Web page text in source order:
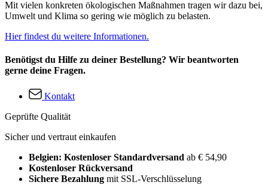
Mit vielen konkreten ökologischen Maßnahmen tragen wir dazu bei,
Umwelt und Klima so gering wie möglich zu belasten.
Hier findest du weitere Informationen.
Benötigst du Hilfe zu deiner Bestellung? Wir beantworten
gerne deine Fragen.
Kontakt
Geprüfte Qualität
Sicher und vertraut einkaufen
Belgien: Kostenloser Standardversand ab € 54,90
Kostenloser Rückversand
Sichere Bezahlung mit SSL-Verschlüsselung